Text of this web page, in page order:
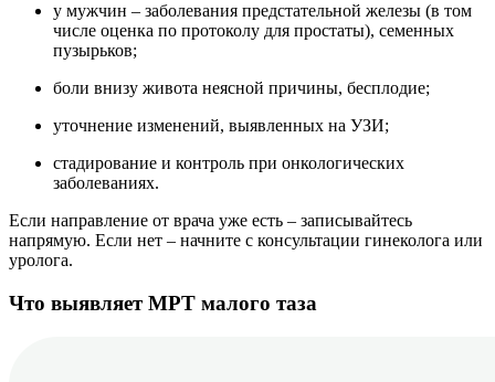
у мужчин – заболевания предстательной железы (в том
числе оценка по протоколу для простаты), семенных
пузырьков;
боли внизу живота неясной причины, бесплодие;
уточнение изменений, выявленных на УЗИ;
стадирование и контроль при онкологических
заболеваниях.
Если направление от врача уже есть – записывайтесь
напрямую. Если нет – начните с консультации гинеколога или
уролога.
Что выявляет МРТ малого таза